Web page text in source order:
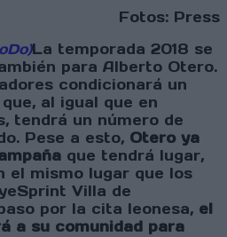
Fotos: Press
La temporada 2018 se
para Alberto Otero.
condicionará un
al igual que en
tendrá un número de
Pese a esto, Otero ya
que tendrá lugar,
el mismo lugar que los
Villa de
por la cita leonesa, el
a su comunidad para